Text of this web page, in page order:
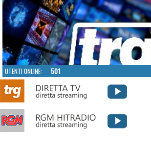
UTENTI ONLINE: 501